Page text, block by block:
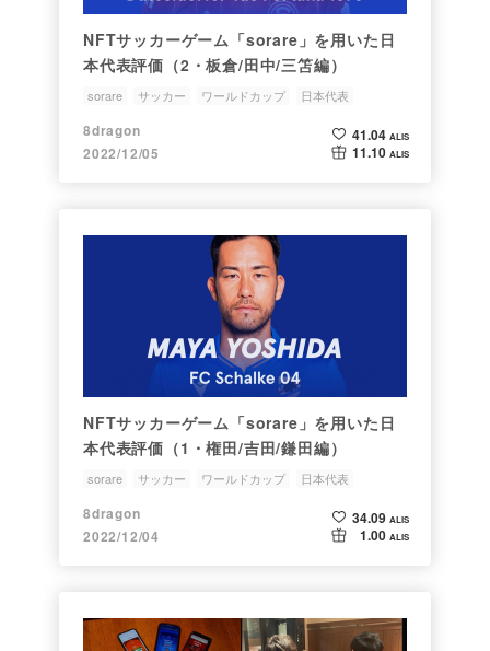
NFTサッカーゲーム「sorare」を用いた日
本代表評価（2・板倉/田中/三笘編）
sorare サッカー ワールドカップ 日本代表
8dragon
2022/12/05
41.04 ALIS
11.10 ALIS
NFTサッカーゲーム「sorare」を用いた日
本代表評価（1・権田/吉田/鎌田編）
sorare サッカー ワールドカップ 日本代表
8dragon
2022/12/04
34.09 ALIS
1.00 ALIS